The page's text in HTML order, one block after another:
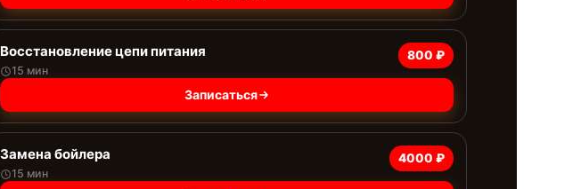
Восстановление цепи питания
15 мин
800 ₽
Записаться
Замена бойлера
15 мин
4000 ₽